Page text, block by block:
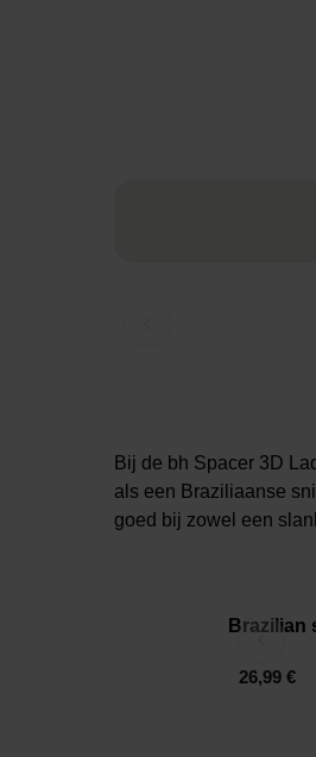
Bij de bh Spacer 3D
als een Braziliaanse
goed bij zowel een
‹
Brazilian
26,99 €